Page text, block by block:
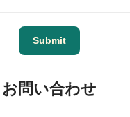
Submit
お問い合わせ